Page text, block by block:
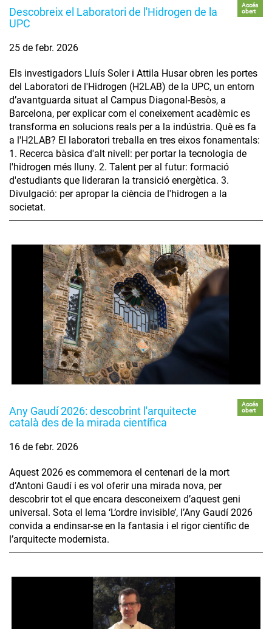
Descobreix el Laboratori de l'Hidrogen de la
UPC
Accés
obert
25 de febr. 2026
Els investigadors Lluís Soler i Attila Husar obren les portes
del Laboratori de l'Hidrogen (H2LAB) de la UPC, un entorn
d’avantguarda situat al Campus Diagonal-Besòs, a
Barcelona, per explicar com el coneixement acadèmic es
transforma en solucions reals per a la indústria. Què es fa
a l'H2LAB? El laboratori treballa en tres eixos fonamentals:
1. Recerca bàsica d'alt nivell: per portar la tecnologia de
l'hidrogen més lluny. 2. Talent per al futur: formació
d'estudiants que lideraran la transició energètica. 3.
Divulgació: per apropar la ciència de l'hidrogen a la
societat.
Any Gaudí 2026: descobrint l'arquitecte
català des de la mirada científica
Accés
obert
16 de febr. 2026
Aquest 2026 es commemora el centenari de la mort
d’Antoni Gaudí i es vol oferir una mirada nova, per
descobrir tot el que encara desconeixem d’aquest geni
universal. Sota el lema ‘L’ordre invisible’, l’Any Gaudí 2026
convida a endinsar-se en la fantasia i el rigor científic de
l’arquitecte modernista.